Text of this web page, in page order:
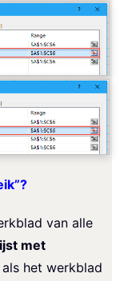
van alle
met
het werkblad